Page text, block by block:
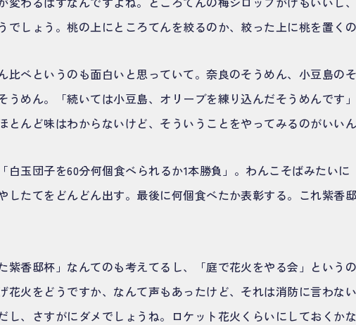
でしょう。桃の上にところてんを絞るのか、絞った上に桃を置く
比べというのも面白いと思っていて。奈良のそうめん、小豆島の
うめん。「続いては小豆島、オリーブを練り込んだそうめんです
とんど味はわからないけど、そういうことをやってみるのがいい
白玉団子を60分何個食べられるか1本勝負」。わんこそばみたい
したてをどんどん出す。最後に何個食べたか表彰する。これ紫香
紫香邸杯」なんてのも考えてるし、「庭で花火をやる会」という
花火をどうですか、なんて声もあったけど、それは消防に言わな
し、さすがにダメでしょうね。ロケット花火くらいにしておくか